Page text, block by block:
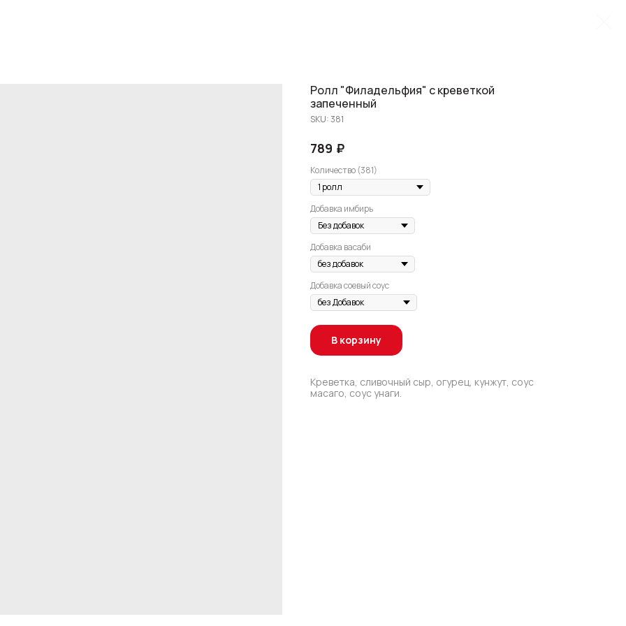
Ролл "Филадельфия" с креветкой
запеченный
SKU:381
789 ₽
Количество (381)
Добавка имбирь
Добавка васаби
Добавка соевый соус
В корзину
Креветка, сливочный сыр, огурец, кунжут, соус
масаго, соус унаги.